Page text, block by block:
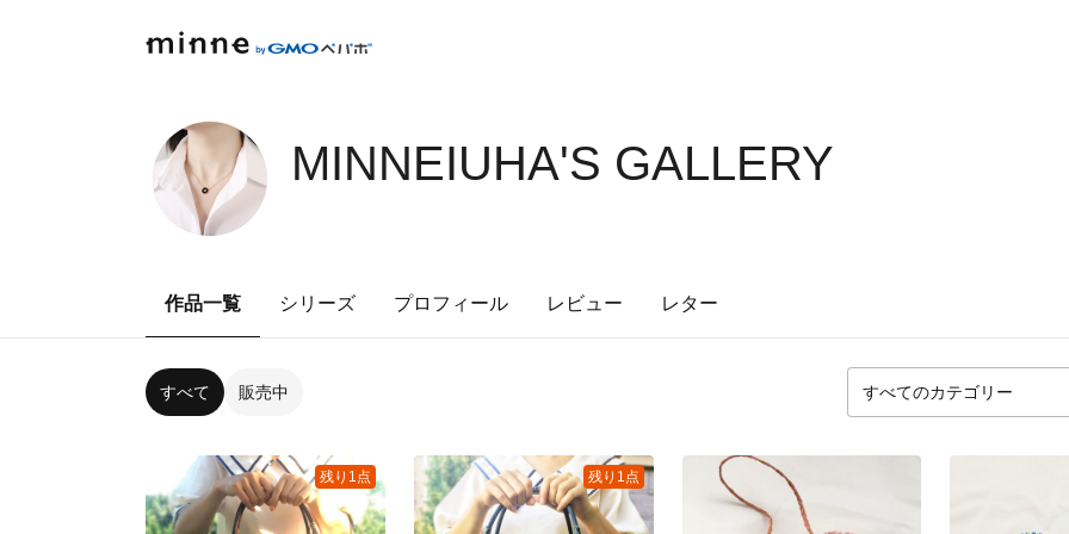
MINNEIUHA'S GALLERY
作品一覧 シリーズ プロフィール レビュー レター
すべて 販売中
残り1点 残り1点